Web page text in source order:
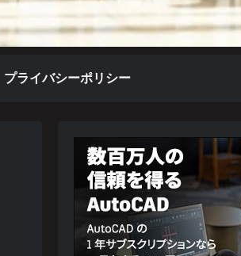
プライバシーポリシー